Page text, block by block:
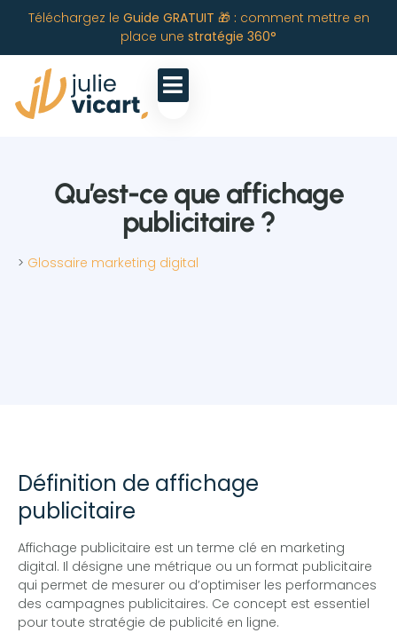
Téléchargez le Guide GRATUIT 🎁 : comment mettre en
place une stratégie 360°
Qu’est-ce que affichage
publicitaire ?
> Glossaire marketing digital
Définition de affichage
publicitaire
Affichage publicitaire est un terme clé en marketing
digital. Il désigne une métrique ou un format publicitaire
qui permet de mesurer ou d’optimiser les performances
des campagnes publicitaires. Ce concept est essentiel
pour toute stratégie de publicité en ligne.